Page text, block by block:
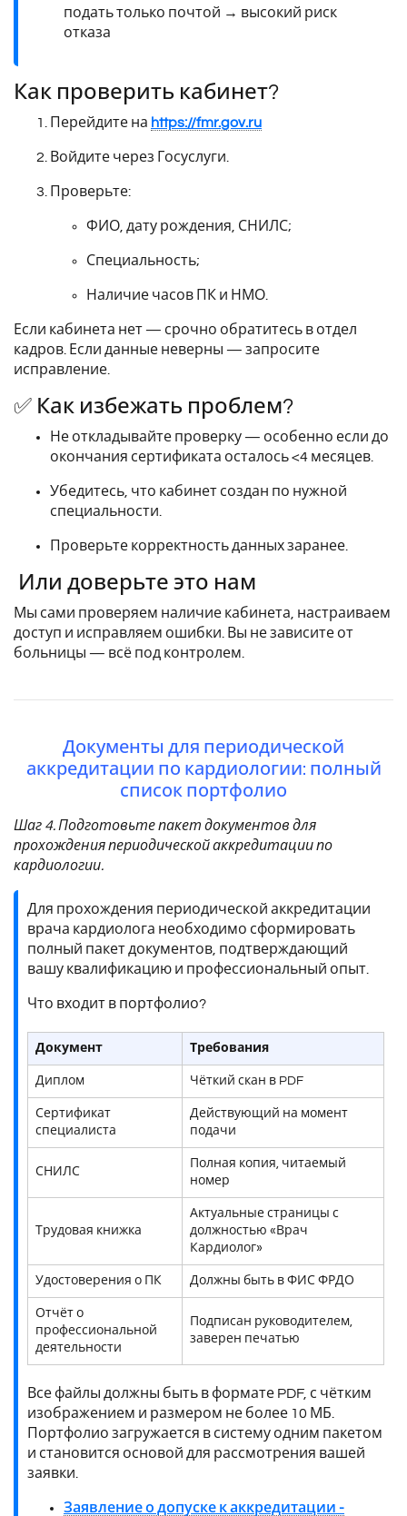
подать только почтой → высокий риск
отказа
Как проверить кабинет?
Перейдите на https://fmr.gov.ru
Войдите через Госуслуги.
Проверьте:
ФИО, дату рождения, СНИЛС;
Специальность;
Наличие часов ПК и НМО.
Если кабинета нет — срочно обратитесь в отдел
кадров. Если данные неверны — запросите
исправление.
✅ Как избежать проблем?
Не откладывайте проверку — особенно если до
окончания сертификата осталось <4 месяцев.
Убедитесь, что кабинет создан по нужной
специальности.
Проверьте корректность данных заранее.
Или доверьте это нам
Мы сами проверяем наличие кабинета, настраиваем
доступ и исправляем ошибки. Вы не зависите от
больницы — всё под контролем.
Документы для периодической
аккредитации по кардиологии: полный
список портфолио
Шаг 4. Подготовьте пакет документов для
прохождения периодической аккредитации по
кардиологии.
Для прохождения периодической аккредитации
врача кардиолога необходимо сформировать
полный пакет документов, подтверждающий
вашу квалификацию и профессиональный опыт.
Что входит в портфолио?
Документ Требования
Диплом Чёткий скан в PDF
Сертификат
специалиста
Действующий на момент
подачи
СНИЛС
Полная копия, читаемый
номер
Трудовая книжка
Актуальные страницы с
должностью «Врач
Кардиолог»
Удостоверения о ПК Должны быть в ФИС ФРДО
Отчёт о
профессиональной
деятельности
Подписан руководителем,
заверен печатью
Все файлы должны быть в формате PDF, с чётким
изображением и размером не более 10 МБ.
Портфолио загружается в систему одним пакетом
и становится основой для рассмотрения вашей
заявки.
Заявление о допуске к аккредитации -